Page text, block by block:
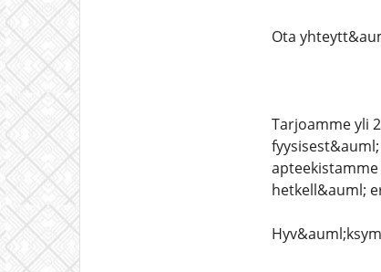
Ota
Tarjoamme yli
hetkell&auml;